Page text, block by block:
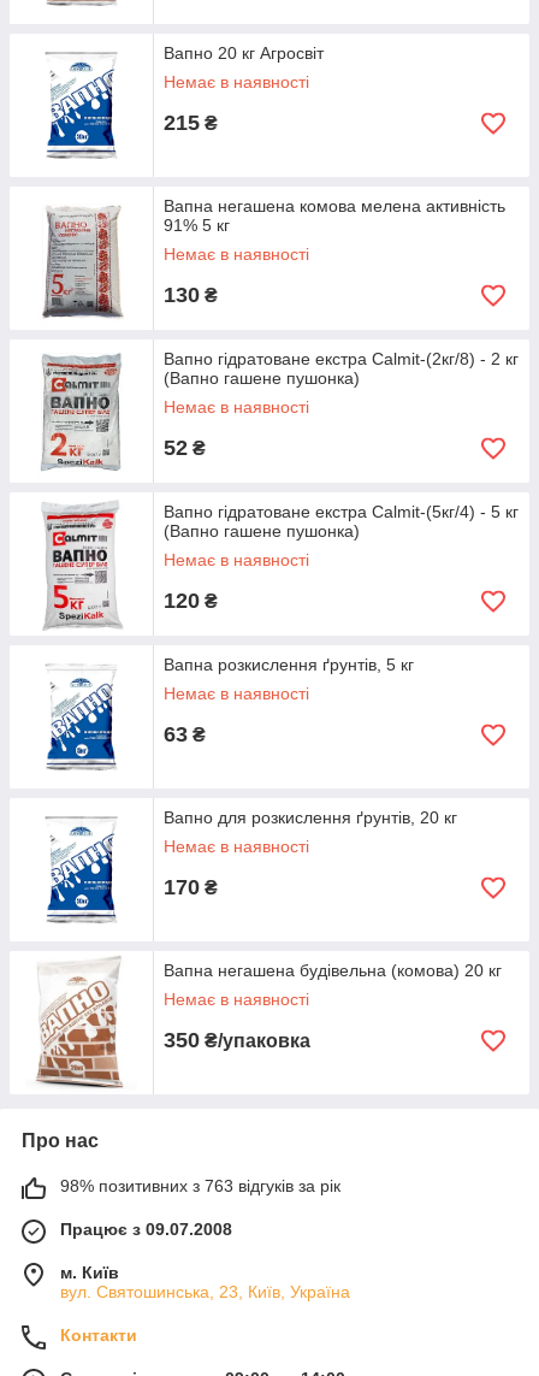
Вапно 20 кг Агросвіт
Немає в наявності
215 ₴
Вапна негашена комова мелена активність
91% 5 кг
Немає в наявності
130 ₴
Вапно гідратоване екстра Calmit-(2кг/8) - 2 кг
(Вапно гашене пушонка)
Немає в наявності
52 ₴
Вапно гідратоване екстра Calmit-(5кг/4) - 5 кг
(Вапно гашене пушонка)
Немає в наявності
120 ₴
Вапна розкислення ґрунтів, 5 кг
Немає в наявності
63 ₴
Вапно для розкислення ґрунтів, 20 кг
Немає в наявності
170 ₴
Вапна негашена будівельна (комова) 20 кг
Немає в наявності
350 ₴/упаковка
Про нас
98% позитивних з 763 відгуків за рік
Працює з 09.07.2008
м. Київ
вул. Святошинська, 23, Київ, Україна
Контакти